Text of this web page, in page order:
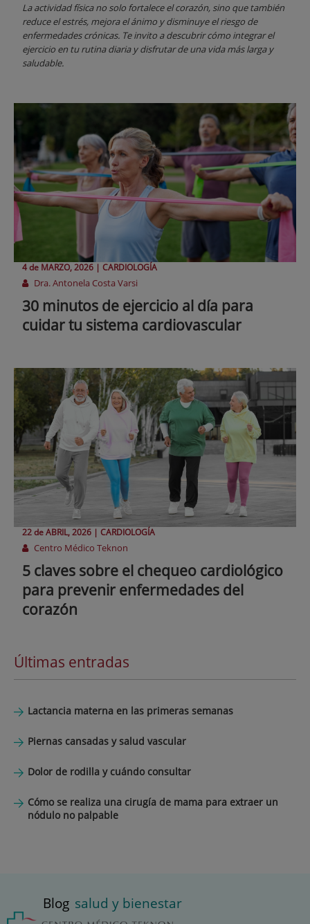
La actividad física no solo fortalece el corazón, sino que también
reduce el estrés, mejora el ánimo y disminuye el riesgo de
enfermedades crónicas. Te invito a descubrir cómo integrar el
ejercicio en tu rutina diaria y disfrutar de una vida más larga y
saludable.
4 de MARZO, 2026 | CARDIOLOGÍA
Dra. Antonela Costa Varsi
30 minutos de ejercicio al día para
cuidar tu sistema cardiovascular
22 deABRIL, 2026 | CARDIOLOGÍA
Centro Médico Teknon
5 claves sobre el chequeo cardiológico
para prevenir enfermedades del
corazón
Últimas entradas
Lactancia materna en las primeras semanas
Piernas cansadas y salud vascular
Dolor de rodilla y cuándo consultar
Cómo se realiza una cirugía de mama para extraer un
nódulo no palpable
Blog salud y bienestar